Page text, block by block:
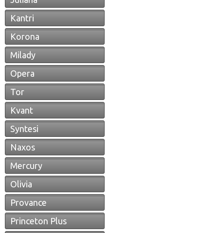
Kantri
Korona
Milady
Opera
Tor
Kvant
Syntesi
Naxos
Mercury
Olivia
Provance
Princeton Plus